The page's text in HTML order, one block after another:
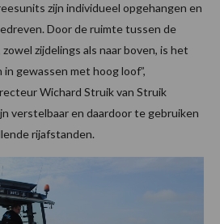
zijn individueel opgehangen en
Door de ruimte tussen de
zijdelings als naar boven, is het
gewassen met hoog loof”,
Wichard Struik van Struik
verstelbaar en daardoor te gebruiken
rijafstanden.